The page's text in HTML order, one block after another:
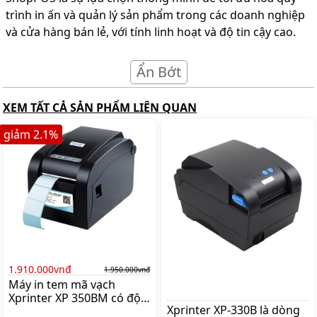
trình in ấn và quản lý sản phẩm trong các doanh nghiệp
và cửa hàng bán lẻ, với tính linh hoạt và độ tin cậy cao.
Ẩn Bớt
XEM TẤT CẢ SẢN PHẨM LIÊN QUAN
1.910.000vnđ 1.950.000vnđ
Máy in tem mã vạch
Xprinter XP 350BM có độ
giảm 2.1%
Xprinter XP-330B là dòng